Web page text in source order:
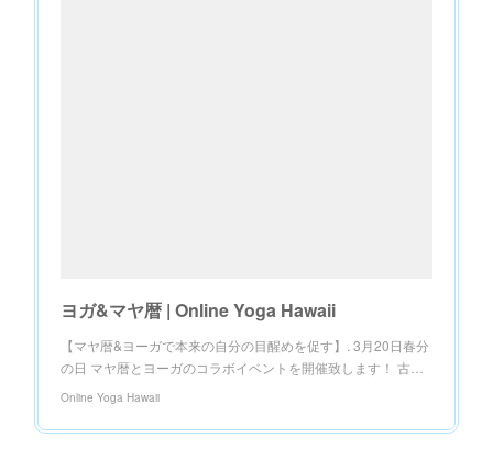
ヨガ&マヤ暦 | Online Yoga Hawaii
【マヤ暦&ヨーガで本来の自分の目醒めを促す】. 3月20日春分
の日 マヤ暦とヨーガのコラボイベントを開催致します！ 古…
Online Yoga Hawaii